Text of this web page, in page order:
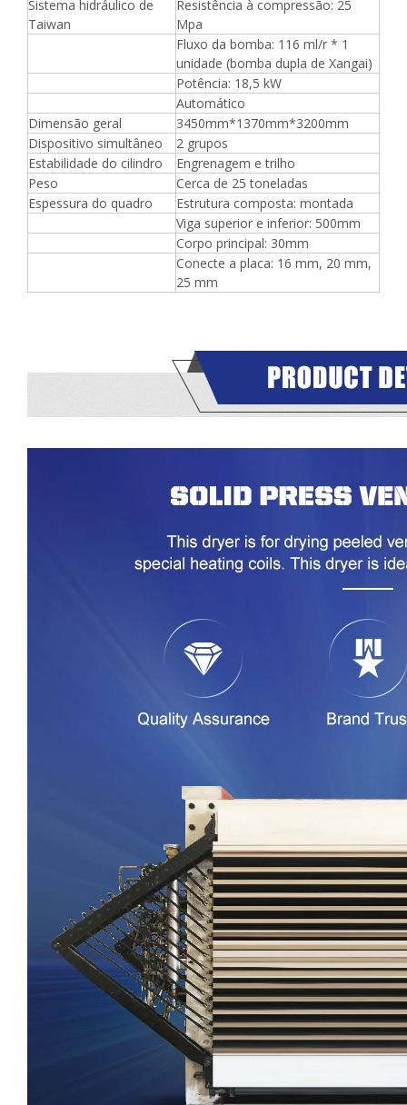
Sistema hidráulico de
Taiwan
Resistência à compressão: 25
Mpa
Fluxo da bomba: 116 ml/r * 1
unidade (bomba dupla de Xangai)
Potência: 18,5 kW
Automático
Dimensão geral
3450mm*1370mm*3200mm
Dispositivo simultâneo
2 grupos
Estabilidade do cilindro
Engrenagem e trilho
Peso
Cerca de 25 toneladas
Espessura do quadro
Estrutura composta: montada
Viga superior e inferior: 500mm
Corpo principal: 30mm
Conecte a placa: 16 mm, 20 mm,
25 mm